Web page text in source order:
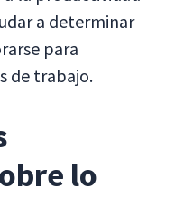
a determinar
para
de trabajo.
lo